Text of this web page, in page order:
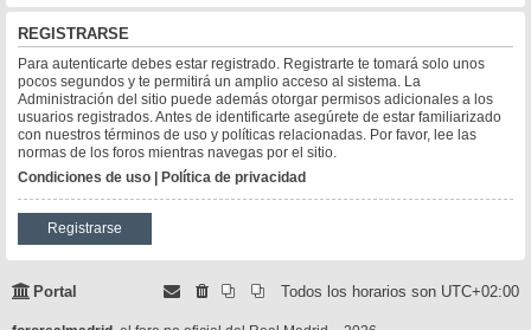
REGISTRARSE
Para autenticarte debes estar registrado. Registrarte te tomará solo unos
pocos segundos y te permitirá un amplio acceso al sistema. La
Administración del sitio puede además otorgar permisos adicionales a los
usuarios registrados. Antes de identificarte asegúrete de estar familiarizado
con nuestros términos de uso y políticas relacionadas. Por favor, lee las
normas de los foros mientras navegas por el sitio.
Condiciones de uso | Política de privacidad
Registrarse
Portal Todos los horarios son UTC+02:00